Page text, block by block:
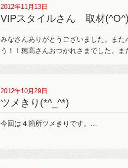
2012年11月13日
VIPスタイルさん 取材
みなさんありがとうございました。ま
う！！穂高さんおつかれさまでした。
2012年10月29日
ツメきり(*^_^*)
今回は４箇所ツメきりです。…